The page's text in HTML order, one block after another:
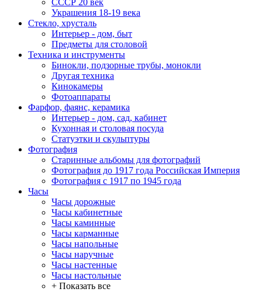
СССР 20 век
Украшения 18-19 века
Стекло, хрусталь
Интерьер - дом, быт
Предметы для столовой
Техника и инструменты
Бинокли, подзорные трубы, монокли
Другая техника
Кинокамеры
Фотоаппараты
Фарфор, фаянс, керамика
Интерьер - дом, сад, кабинет
Кухонная и столовая посуда
Статуэтки и скульптуры
Фотография
Старинные альбомы для фотографий
Фотография до 1917 года Российская Империя
Фотография с 1917 по 1945 года
Часы
Часы дорожные
Часы кабинетные
Часы каминные
Часы карманные
Часы напольные
Часы наручные
Часы настенные
Часы настольные
+ Показать все